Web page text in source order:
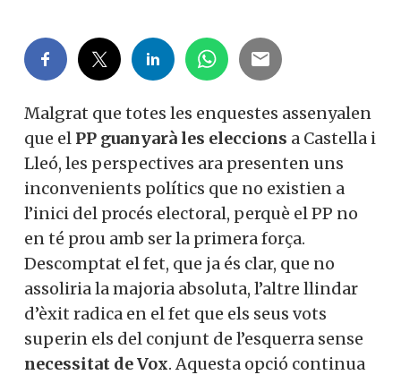
Malgrat que totes les enquestes assenyalen
que el PP guanyarà les eleccions a Castella i
Lleó, les perspectives ara presenten uns
inconvenients polítics que no existien a
l’inici del procés electoral, perquè el PP no
en té prou amb ser la primera força.
Descomptat el fet, que ja és clar, que no
assoliria la majoria absoluta, l’altre llindar
d’èxit radica en el fet que els seus vots
superin els del conjunt de l’esquerra sense
necessitat de Vox. Aquesta opció continua